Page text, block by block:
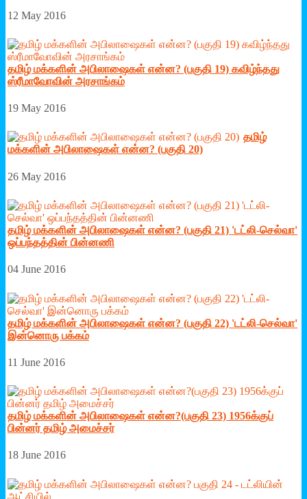
12 May 2016
தமிழ் மக்களின் அபிலாஷைகள் என்ன? (பகுதி 19) கவிழ்ந்தது
ஸ்ரீமாவோவின் அரசாங்கம்
19 May 2016
தமிழ்
மக்களின் அபிலாஷைகள் என்ன? (பகுதி 20)
26 May 2016
தமிழ் மக்களின் அபிலாஷைகள் என்ன? (பகுதி 21) 'டட்லி-செல்வா'
ஒப்பந்தத்தின் பின்னணி
04 June 2016
தமிழ் மக்களின் அபிலாஷைகள் என்ன? (பகுதி 22) 'டட்லி-செல்வா'
இன்னொரு பக்கம்
11 June 2016
தமிழ் மக்களின் அபிலாஷைகள் என்ன?(பகுதி 23) 1956க்குப்
பின்னர் தமிழ் அமைச்சர்
18 June 2016